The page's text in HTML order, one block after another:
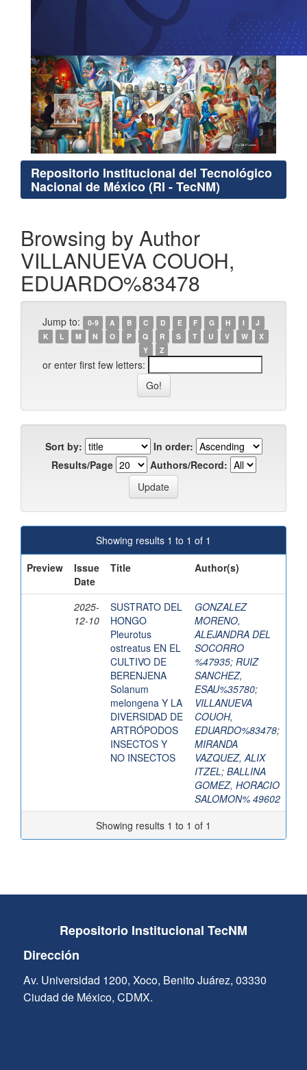
Repositorio Institucional del Tecnológico
Nacional de México (RI - TecNM)
Browsing by Author
VILLANUEVA COUOH,
EDUARDO%83478
Jump to: 0-9 A B C D E F G H I
J
K
L M N O P Q R S T U V W
X
Y
Z
or enter first few letters:
Sort by:
In order:
Results/Page
Authors/Record:
Showing results 1 to 1 of 1
Preview
Issue
Date
Title Author(s)
2025-
12-10
SUSTRATO DEL
HONGO
Pleurotus
ostreatus EN EL
CULTIVO DE
BERENJENA
Solanum
melongena Y LA
DIVERSIDAD DE
ARTRÓPODOS
INSECTOS Y
NO INSECTOS
GONZALEZ
MORENO,
ALEJANDRA DEL
SOCORRO
%47935; RUIZ
SANCHEZ,
ESAU%35780;
VILLANUEVA
COUOH,
EDUARDO%83478;
MIRANDA
VAZQUEZ, ALIX
ITZEL; BALLINA
GOMEZ, HORACIO
SALOMON% 49602
Showing results 1 to 1 of 1
Repositorio Institucional TecNM
Dirección
Av. Universidad 1200, Xoco, Benito Juárez, 03330
Ciudad de México, CDMX.